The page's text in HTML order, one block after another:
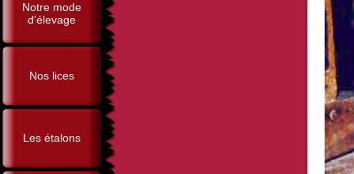
Notre mode
d'élevage
Nos lices
Les étalons